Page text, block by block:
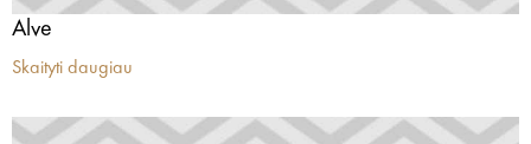
Alve
Skaityti daugiau